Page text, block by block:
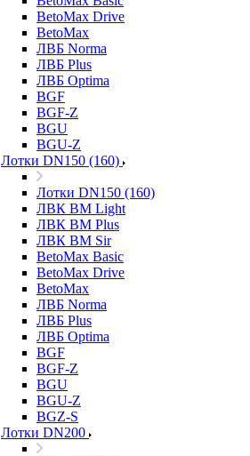
BetoMax Drive
BetoMax
ЛВБ Norma
ЛВБ Plus
ЛВБ Optima
BGF
BGF-Z
BGU
BGU-Z
Лотки DN150 (160)
Лотки DN150 (160)
ЛВК ВМ Light
ЛВК ВМ Plus
ЛВК ВМ Sir
BetoMax Basic
BetoMax Drive
BetoMax
ЛВБ Norma
ЛВБ Plus
ЛВБ Optima
BGF
BGF-Z
BGU
BGU-Z
BGZ-S
Лотки DN200